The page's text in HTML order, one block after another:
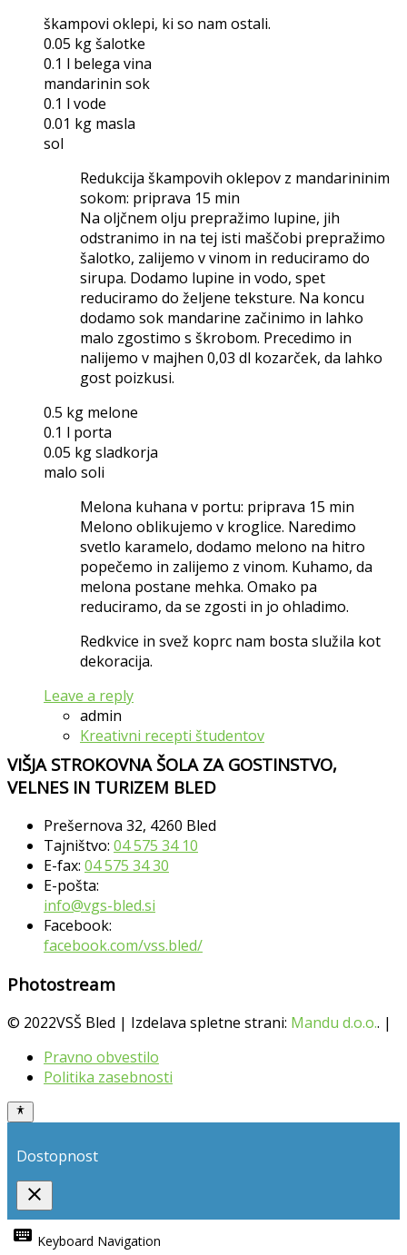
škampovi oklepi, ki so nam ostali.
0.05 kg šalotke
0.1 l belega vina
mandarinin sok
0.1 l vode
0.01 kg masla
sol
Redukcija škampovih oklepov z mandarininim
sokom: priprava 15 min
Na oljčnem olju prepražimo lupine, jih
odstranimo in na tej isti maščobi prepražimo
šalotko, zalijemo v vinom in reduciramo do
sirupa. Dodamo lupine in vodo, spet
reduciramo do željene teksture. Na koncu
dodamo sok mandarine začinimo in lahko
malo zgostimo s škrobom. Precedimo in
nalijemo v majhen 0,03 dl kozarček, da lahko
gost poizkusi.
0.5 kg melone
0.1 l porta
0.05 kg sladkorja
malo soli
Melona kuhana v portu: priprava 15 min
Melono oblikujemo v kroglice. Naredimo
svetlo karamelo, dodamo melono na hitro
popečemo in zalijemo z vinom. Kuhamo, da
melona postane mehka. Omako pa
reduciramo, da se zgosti in jo ohladimo.
Redkvice in svež koprc nam bosta služila kot
dekoracija.
Leave a reply
admin
Kreativni recepti študentov
VIŠJA STROKOVNA ŠOLA ZA GOSTINSTVO,
VELNES IN TURIZEM BLED
Prešernova 32, 4260 Bled
Tajništvo: 04 575 34 10
E-fax: 04 575 34 30
E-pošta:
info@vgs-bled.si
Facebook:
facebook.com/vss.bled/
Photostream
© 2022VSŠ Bled | Izdelava spletne strani: Mandu d.o.o.. |
Pravno obvestilo
Politika zasebnosti
Dostopnost
close
Toggle
visibility
keyboard Keyboard Navigation